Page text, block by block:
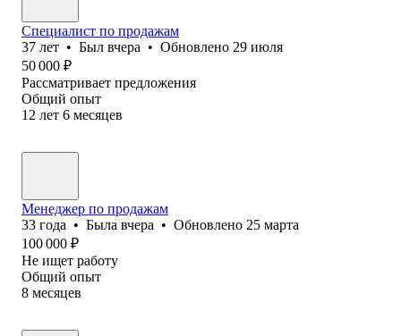
Специалист по продажам
37 лет • Был вчера • Обновлено 29 июля
50 000 ₽
Рассматривает предложения
Общий опыт
12 лет 6 месяцев
Менеджер по продажам
33 года • Была вчера • Обновлено 25 марта
100 000 ₽
Не ищет работу
Общий опыт
8 месяцев